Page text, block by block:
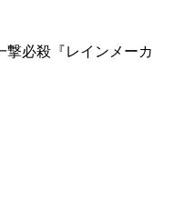
撃必殺『レインメーカ